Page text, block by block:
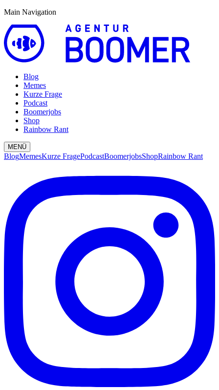
Main Navigation
Blog
Memes
Kurze Frage
Podcast
Boomerjobs
Shop
Rainbow Rant
MENÜ
BlogMemesKurze FragePodcastBoomerjobsShopRainbow Rant